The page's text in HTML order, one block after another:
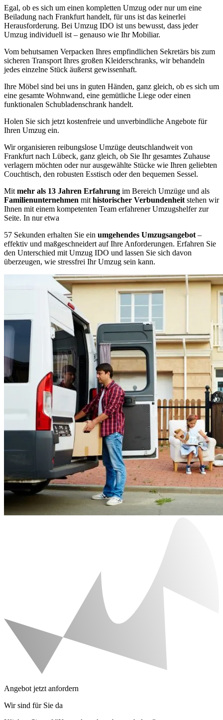
Egal, ob es sich um einen kompletten Umzug oder nur um eine
Beiladung nach Frankfurt handelt, für uns ist das keinerlei
Herausforderung. Bei Umzug IDO ist uns bewusst, dass jeder
Umzug individuell ist – genauso wie Ihr Mobiliar.
Vom behutsamen Verpacken Ihres empfindlichen Sekretärs bis zum
sicheren Transport Ihres großen Kleiderschranks, wir behandeln
jedes einzelne Stück äußerst gewissenhaft.
Ihre Möbel sind bei uns in guten Händen, ganz gleich, ob es sich um
eine gesamte Wohnwand, eine gemütliche Liege oder einen
funktionalen Schubladenschrank handelt.
Holen Sie sich jetzt kostenfreie und unverbindliche Angebote für
Ihren Umzug ein.
Wir organisieren reibungslose Umzüge deutschlandweit von
Frankfurt nach Lübeck, ganz gleich, ob Sie Ihr gesamtes Zuhause
verlagern möchten oder nur ausgewählte Stücke wie Ihren geliebten
Couchtisch, den robusten Esstisch oder den bequemen Sessel.
Mit mehr als 13 Jahren Erfahrung im Bereich Umzüge und als
Familienunternehmen mit historischer Verbundenheit stehen wir
Ihnen mit einem kompetenten Team erfahrener Umzugshelfer zur
Seite. In nur etwa
57 Sekunden erhalten Sie ein umgehendes Umzugsangebot –
effektiv und maßgeschneidert auf Ihre Anforderungen. Erfahren Sie
den Unterschied mit Umzug IDO und lassen Sie sich davon
überzeugen, wie stressfrei Ihr Umzug sein kann.
Angebot jetzt anfordern
Wir sind für Sie da